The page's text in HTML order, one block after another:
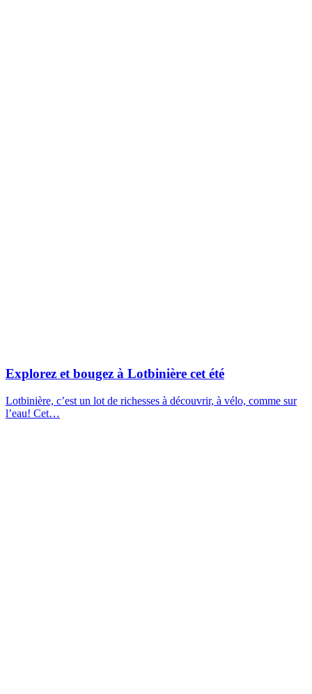
Explorez et bougez à Lotbinière cet été
Lotbinière, c’est un lot de richesses à découvrir, à vélo, comme sur
l’eau! Cet…